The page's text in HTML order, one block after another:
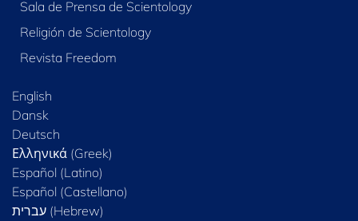
Sala de Prensa de Scientology
Religión de Scientology
Revista Freedom
English
Dansk
Deutsch
Ελληνικά (Greek)
Español (Latino)
Español (Castellano)